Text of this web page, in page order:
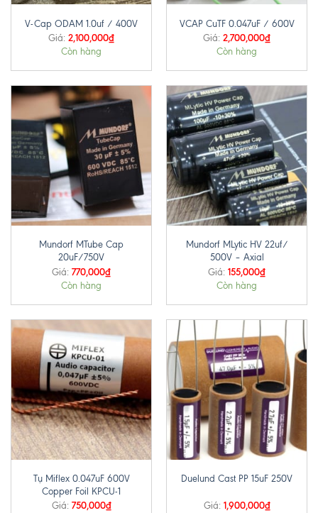
V-Cap ODAM 1.0uf / 400V
Giá: 2,100,000₫
Còn hàng
VCAP CuTF 0.047uF / 600V
Giá: 2,700,000₫
Còn hàng
Mundorf MTube Cap
20uF/750V
Giá: 770,000₫
Còn hàng
Mundorf MLytic HV 22uf/
500V – Axial
Giá: 155,000₫
Còn hàng
Tụ Miflex 0.047uF 600V
Copper Foil KPCU-1
Giá: 750,000₫
Duelund Cast PP 15uF 250V
Giá: 1,900,000₫